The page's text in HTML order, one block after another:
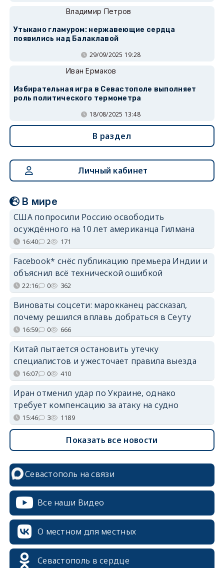
Владимир Петров
Утыкано гламуром: нержавеющие сердца
появились над Балаклавой
29/09/2025 19:28
Иван Ермаков
Избирательная игра в Севастополе выполняет
роль политического термометра
18/08/2025 13:48
В раздел
Личный кабинет
В мире
США попросили Россию освободить
осуждённого на 10 лет американца Гилмана
16:40 2 171
Facebook* снёс публикацию премьера Индии и
объяснил всё технической ошибкой
22:16 0 362
Виноваты соцсети: марокканец рассказал,
почему решился вплавь добраться в Сеуту
16:59 0 666
Китай пытается остановить утечку
специалистов и ужесточает правила выезда
16:07 0 410
Иран отменил удар по Украине, однако
требует компенсацию за атаку на судно
15:46 3 1189
Показать все новости
Севастополь на связи
Все наши Видео
О местном для местных
Севастополь в сердце